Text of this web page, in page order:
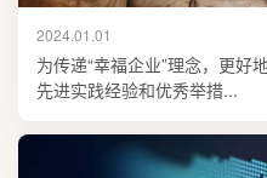
2024.01.01
为传递“幸福企业”理念，更好
先进实践经验和优秀举措...